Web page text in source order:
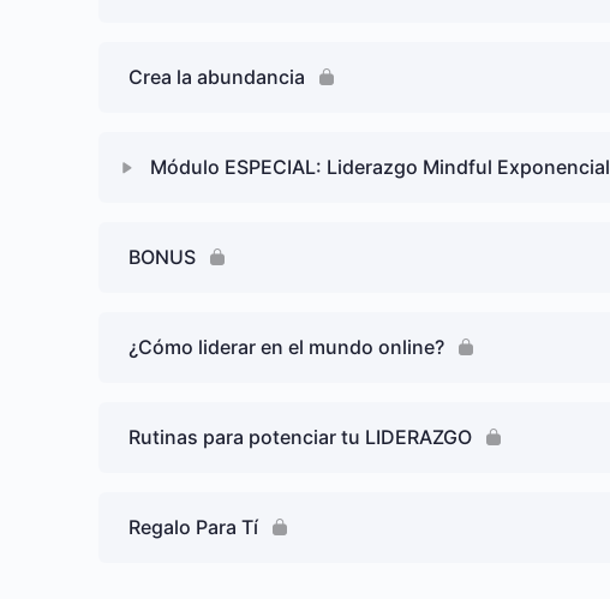
Crea la abundancia
Módulo ESPECIAL: Liderazgo Mindful Exponencial
BONUS
¿Cómo liderar en el mundo online?
Rutinas para potenciar tu LIDERAZGO
Regalo Para Tí